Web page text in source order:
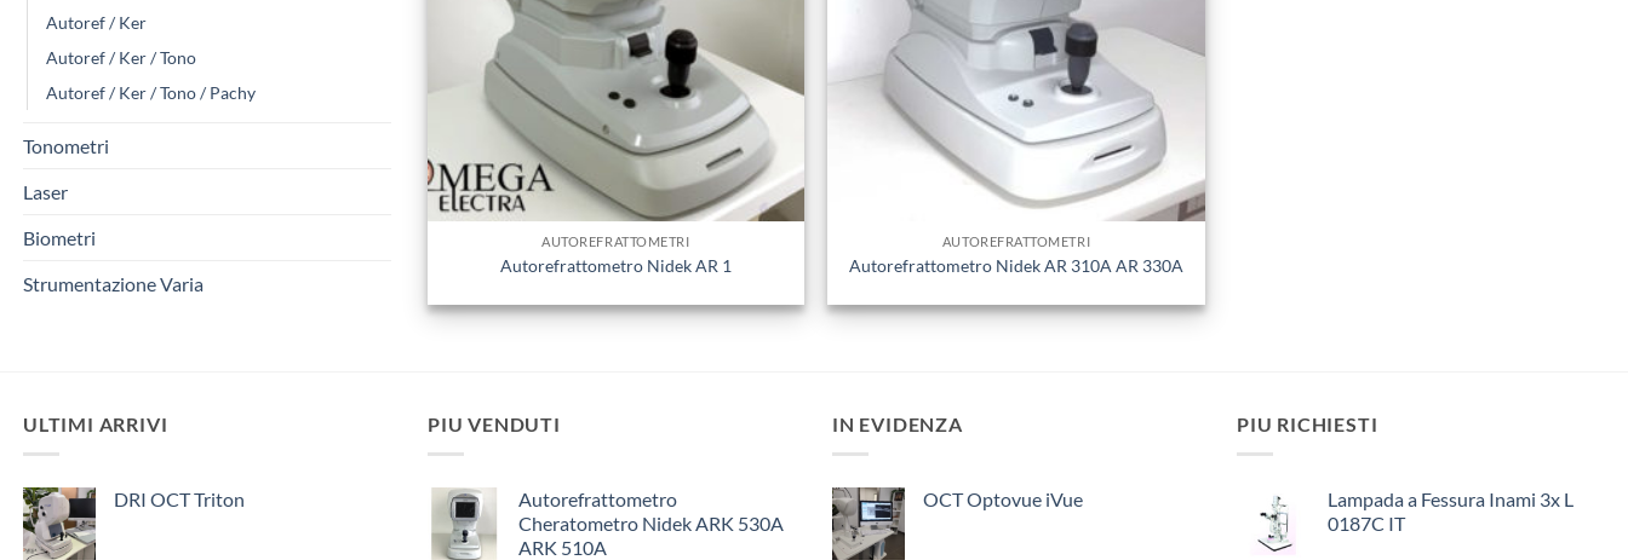
Autoref / Ker
Autoref / Ker / Tono
Autoref / Ker / Tono / Pachy
Tonometri
Laser
Biometri
Strumentazione Varia
AUTOREFRATTOMETRI
Autorefrattometro Nidek AR 1
AUTOREFRATTOMETRI
Autorefrattometro Nidek AR 310A AR 330A
ULTIMI ARRIVI
DRI OCT Triton
PIU VENDUTI
Autorefrattometro
Cheratometro Nidek ARK 530A
ARK 510A
IN EVIDENZA
OCT Optovue iVue
PIU RICHIESTI
Lampada a Fessura Inami 3x L
0187C IT